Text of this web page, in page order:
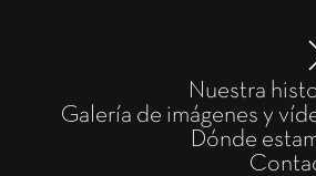
Nuestra
Galería de imágenes y
Dónde